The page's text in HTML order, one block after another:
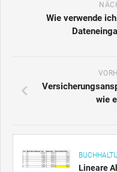
Wie verwende
wie
Lineare